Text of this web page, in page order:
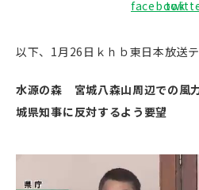
以下、1月26日ｋｈｂ東日本放送
水源の森 宮城八森山周辺での風
城県知事に反対するよう要望